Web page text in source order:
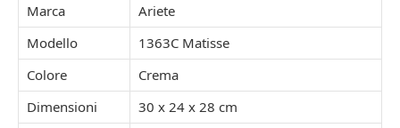
Marca
Ariete
Modello
1363C Matisse
Colore
Crema
Dimensioni
30 x 24 x 28 cm